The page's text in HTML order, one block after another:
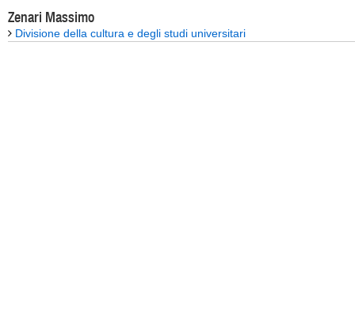
Zenari Massimo
Divisione della cultura e degli studi universitari